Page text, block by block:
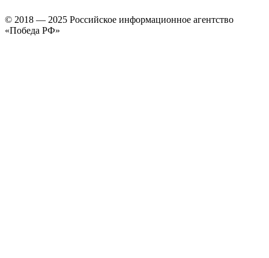
© 2018 — 2025 Российское информационное агентство
«Победа РФ»